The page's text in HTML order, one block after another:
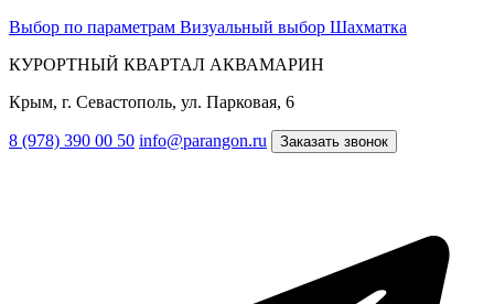
Выбор по параметрам Визуальный выбор Шахматка
КУРОРТНЫЙ КВАРТАЛ АКВАМАРИН
Крым, г. Севастополь, ул. Парковая, 6
8 (978) 390 00 50 info@parangon.ru Заказать звонок